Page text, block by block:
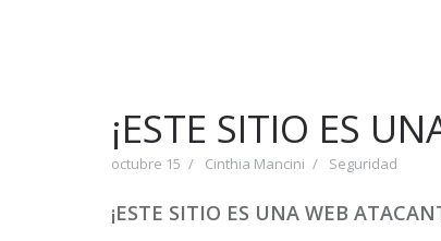
¡ESTE SITIO ES
octubre 15 Cinthia Mancini Seguridad
¡ESTE SITIO ES UNA WEB